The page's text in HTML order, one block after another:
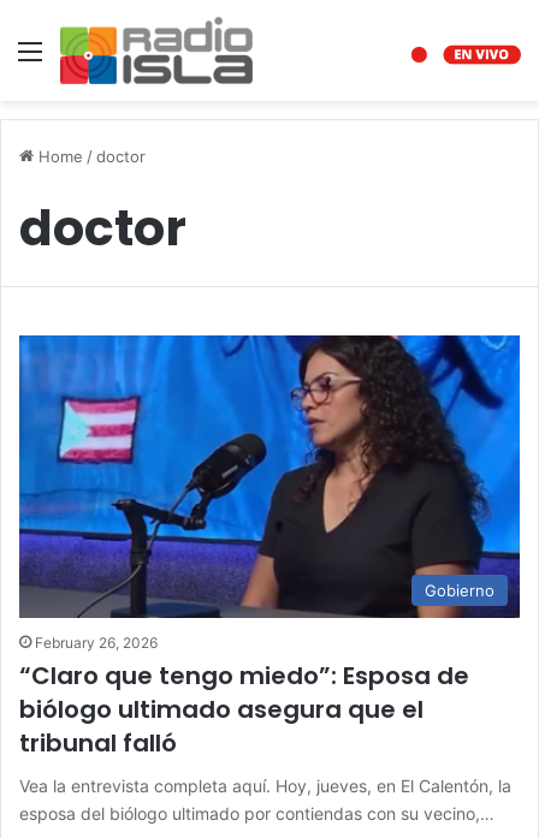
Menu
Home /doctor
doctor
Gobierno
February 26, 2026
“Claro que tengo miedo”: Esposa de
biólogo ultimado asegura que el
tribunal falló
Vea la entrevista completa aquí. Hoy, jueves, en El Calentón, la
esposa del biólogo ultimado por contiendas con su vecino,…